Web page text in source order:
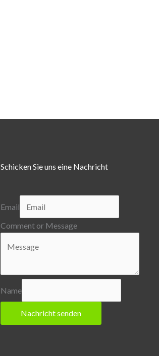
Schicken Sie uns eine Nachricht
Email
Comment or Message
Name
Nachricht senden